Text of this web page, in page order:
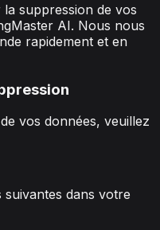
suppression de vos
AI. Nous nous
rapidement et en
vos données, veuillez
dans votre